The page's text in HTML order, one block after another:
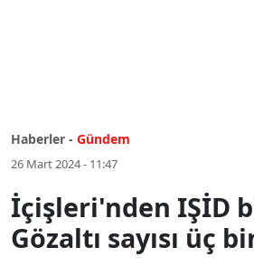
Haberler - Gündem
26 Mart 2024 - 11:47
İçişleri'nden IŞİD
Gözaltı sayısı üç